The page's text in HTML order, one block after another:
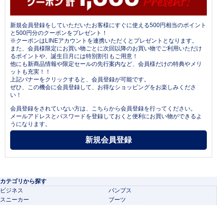
新規会員登録をしていただいたお客様にすぐに使える500円相当のポイント
と500円分のクーポンをプレゼント！
※クーポンはLINEアカウントを連携いただくとプレゼントとなります。
また、会員様限定にお買い物ごとに次回以降のお買い物でご利用いただけ
るポイントや、誕生日月には特別割引もご用意！
他にも新商品情報や限定セールの先行案内など、会員様だけの特典やメリ
ットも充実！！
上記バナーをクリックすると、会員登録が可能です。
ぜひ、この機会に会員登録して、お得なショッピングをお楽しみくださ
い！
会員登録をされていない方は、こちらから会員登録を行ってください。
メールアドレスとパスワードを登録しておくと便利にお買い物ができるよ
うになります。
カテゴリから探す
ビジネス
パンプス
スニーカー
ブーツ